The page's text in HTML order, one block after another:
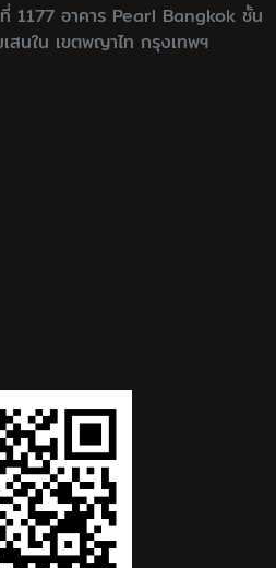
1177 อาคาร Pearl Bangkok ชั้น
สนใน เขตพญาไท กรุงเทพฯ